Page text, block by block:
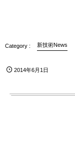
新技術News
2014年6月1日